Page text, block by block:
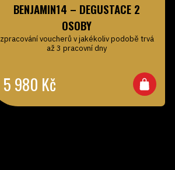
BENJAMIN14 – DEGUSTACE 2
OSOBY
zpracování voucherů v jakékoliv podobě trvá
až 3 pracovní dny
5 980 Kč